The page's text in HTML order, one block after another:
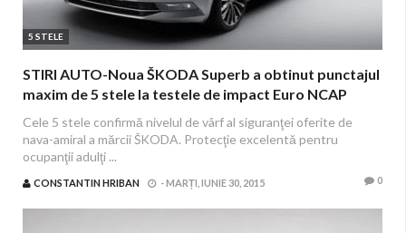
5 STELE
STIRI AUTO-Noua ŠKODA Superb a obtinut punctajul
maxim de 5 stele la testele de impact Euro NCAP
Cele 5 stele confirmă nivelul de vârf al siguranţei oferite de
nava-amiral a mărcii ŠKODA. Protecţie excelentă pentru
ocupanţii adulţi ...
CONSTANTIN HRIBAN -MARȚI, IUNIE 30, 2015 0